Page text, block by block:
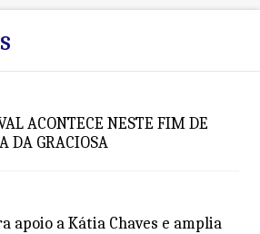
ACONTECE NESTE FIM DE
DA GRACIOSA
apoio a Kátia Chaves e amplia